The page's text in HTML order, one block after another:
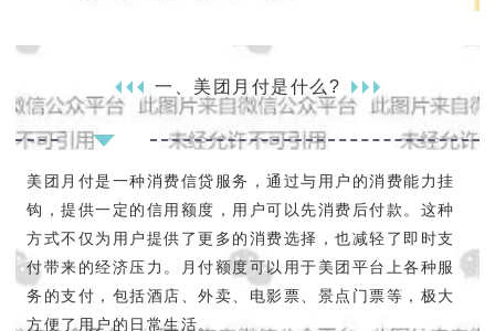
一、美团月付是什么?
美团月付是一种消费信贷服务，通过与用户的消费能力挂
钩，提供一定的信用额度，用户可以先消费后付款。这种
方式不仅为用户提供了更多的消费选择，也减轻了即时支
付带来的经济压力。月付额度可以用于美团平台上各种服
务的支付，包括酒店、外卖、电影票、景点门票等，极大
方便了用户的日常生活。